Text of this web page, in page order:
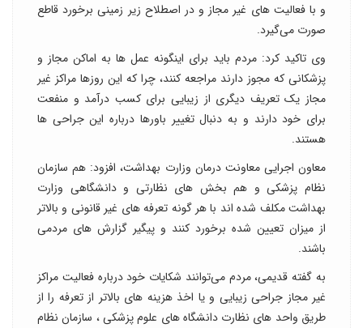
و با فعالیت های غیر مجاز و در اصطلاح زیر زمینی برخورد قاطع
صورت می‌گیرد.
وی تاکید کرد: مردم باید برای اینگونه عمل ها به اماکن مجاز و
پزشکانی که مجوز دارند مراجعه کنند، چرا که این روزها مراکز غیر
مجاز یک تعریف دیگری از زیبایی برای کسب درآمد و منفعت
برای خود دارند و به دنبال تغییر باورها درباره این جراحی ها
هستند.
معاون اجرایی معاونت درمان وزارت بهداشت، افزود: هم سازمان
نظام پزشکی و هم بخش های نظارتی و دانشگاهی وزارت
بهداشت مکلف شده اند با هر گونه تعرفه های غیر قانونی و بالاتر
از میزان تعیین شده برخورد کنند و پیگیر گزارش های مردمی
باشند.
به گفته قدیمی، مردم می‌توانند شکایات خود درباره فعالیت مراکز
غیر مجاز جراحی زیبایی و یا اخذ هزینه های بالاتر از تعرفه را از
طریق واحد های نظارت دانشگاه های علوم پزشکی ، سازمان نظام